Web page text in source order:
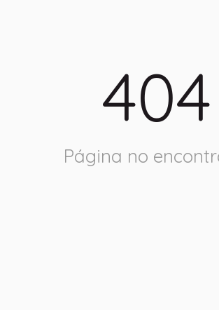
404
Página no